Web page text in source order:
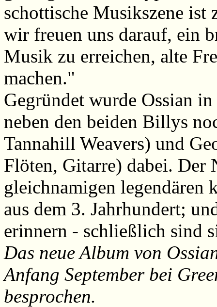
schottische Musikszene
wir freuen uns darauf, ein
Musik zu erreichen, alte
machen."
Gegründet wurde Ossian
neben den beiden Billys
Tannahill Weavers) und
Flöten, Gitarre) dabei. Der
gleichnamigen legendären
aus dem 3. Jahrhundert;
erinnern - schließlich sind
Das neue Album von
Anfang September bei
besprochen.